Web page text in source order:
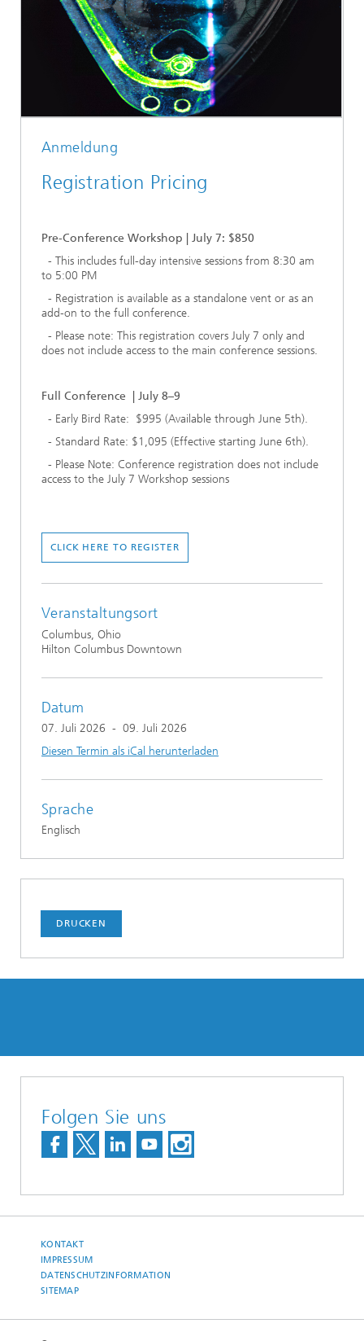
Anmeldung
Registration Pricing
Pre-Conference Workshop | July 7: $850
- This includes full-day intensive sessions from 8:30 am
to 5:00 PM
- Registration is available as a standalone vent or as an
add-on to the full conference.
- Please note: This registration covers July 7 only and
does not include access to the main conference sessions.
Full Conference | July 8–9
- Early Bird Rate: $995 (Available through June 5th).
- Standard Rate: $1,095 (Effective starting June 6th).
- Please Note: Conference registration does not include
access to the July 7 Workshop sessions
CLICK HERE TO REGISTER
Veranstaltungsort
Columbus, Ohio
Hilton Columbus Downtown
Datum
07. Juli 2026 - 09. Juli 2026
Diesen Termin als iCal herunterladen
Sprache
Englisch
DRUCKEN
Folgen Sie uns
KONTAKT
IMPRESSUM
DATENSCHUTZINFORMATION
SITEMAP